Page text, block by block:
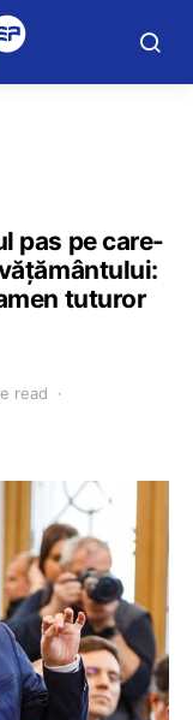
pas pe care-
tuturor
read